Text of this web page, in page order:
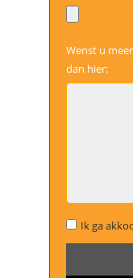
Wenst u
dan hier:
Gelieve dit
Ik ga